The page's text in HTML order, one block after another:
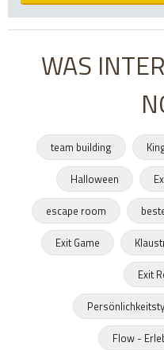
WAS
team building
Halloween
escape room
Exit Game
Exit
Flow -